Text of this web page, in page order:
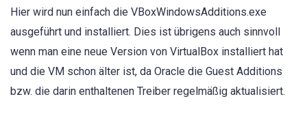
Hier wird nun einfach die VBoxWindowsAdditions.exe
ausgeführt und installiert. Dies ist übrigens auch sinnvoll
wenn man eine neue Version von VirtualBox installiert hat
und die VM schon älter ist, da Oracle die Guest Additions
bzw. die darin enthaltenen Treiber regelmäßig aktualisiert.